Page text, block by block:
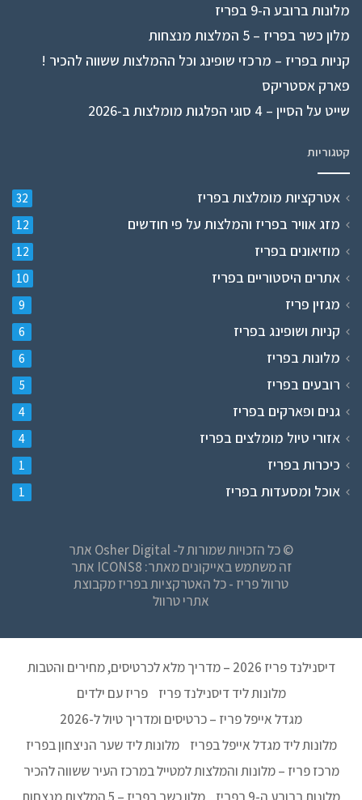
מלונות ברובע ה-9 בפריז
מלון כשר בפריז – 5 המלצות מנצחות
קניות בפריז – מרכזי שופינג וכל ההמלצות ששווה להכיר !
פארק אסטריקס
שייט על הסיין – 4 סוגי הפלגות מומלצות ב-2026
קטגוריות
אטרקציות מומלצות בפריז 32
מזג אוויר בפריז והמלצות על פי חודשים 12
מוזיאונים בפריז 12
אתרים היסטוריים בפריז 10
מגזין פריז 9
קניות ושופינג בפריז 6
מלונות בפריז 6
רובעים בפריז 5
גנים ופארקים בפריז 4
אזורי טיול מומלצים בפריז 4
כיכרות בפריז 1
אוכל ומסעדות בפריז 1
© כל הזכויות שמורות ל- Osher Digital אתר
זה משתמש באייקונים מאתר: ICONS8 אתר
טרוול פריז - כל האטרקציות בפריז מקבוצת
אתרי טרוול
דיסנילנד פריז 2026 – מדריך מלא לכרטיסים, מחירים והטבות
מלונות ליד דיסנילנד פריז
פריז עם ילדים
מגדל אייפל פריז – כרטיסים ומדריך טיול ל-2026
מלונות ליד מגדל אייפל בפריז
מלונות ליד שער הניצחון בפריז
מרכז פריז – מלונות והמלצות למטייל במרכז העיר ששווה להכיר